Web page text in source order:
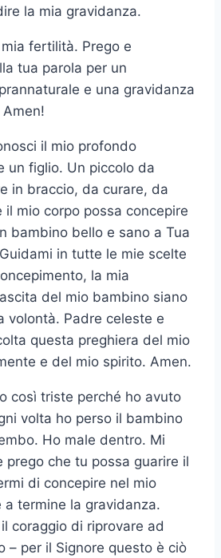
la mia gravidanza.
fertilità. Prego e
tua parola per un
e una gravidanza
il mio profondo
un figlio. Un piccolo da
in braccio, da curare, da
il mio corpo possa concepire
bambino bello e sano a Tua
in tutte le mie scelte
la mia
del mio bambino siano
volontà. Padre celeste e
questa preghiera del mio
e del mio spirito. Amen.
così triste perché ho avuto
volta ho perso il bambino
Ho male dentro. Mi
prego che tu possa guarire il
di concepire nel mio
termine la gravidanza.
coraggio di riprovare ad
– per il Signore questo è ciò